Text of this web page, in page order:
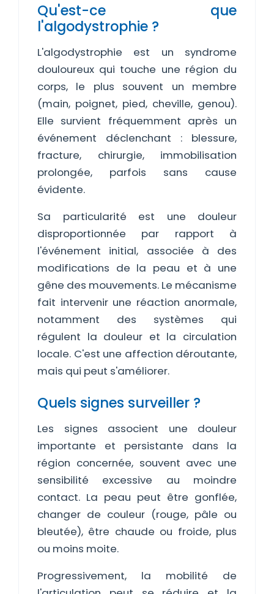
Qu'est-ce que
l'algodystrophie ?
L'algodystrophie est un syndrome
douloureux qui touche une région du
corps, le plus souvent un membre
(main, poignet, pied, cheville, genou).
Elle survient fréquemment après un
événement déclenchant : blessure,
fracture, chirurgie, immobilisation
prolongée, parfois sans cause
évidente.
Sa particularité est une douleur
disproportionnée par rapport à
l'événement initial, associée à des
modifications de la peau et à une
gêne des mouvements. Le mécanisme
fait intervenir une réaction anormale,
notamment des systèmes qui
régulent la douleur et la circulation
locale. C'est une affection déroutante,
mais qui peut s'améliorer.
Quels signes surveiller ?
Les signes associent une douleur
importante et persistante dans la
région concernée, souvent avec une
sensibilité excessive au moindre
contact. La peau peut être gonflée,
changer de couleur (rouge, pâle ou
bleutée), être chaude ou froide, plus
ou moins moite.
Progressivement, la mobilité de